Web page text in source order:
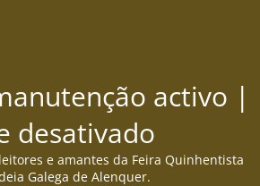
activo |
desativado
e amantes da Feira Quinhentista
Galega de Alenquer.